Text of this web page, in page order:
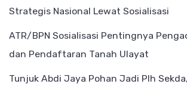
Strategis Nasional Lewat Sosialisasi
ATR/BPN Sosialisasi Pentingnya
dan Pendaftaran Tanah Ulayat
Tunjuk Abdi Jaya Pohan Jadi Plh